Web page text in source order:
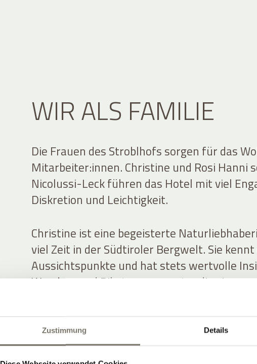
Zustimmung Details
WIR ALS FAMILIE
Die Frauen des Stroblhofs sorgen für das
Mitarbeiter:innen. Christine und Rosi Hanni
Nicolussi-Leck führen das Hotel mit viel
Diskretion und Leichtigkeit.
Christine ist eine begeisterte
viel Zeit in der Südtiroler Bergwelt. Sie
Aussichtspunkte und hat stets wertvolle
Wander- und Biketouren parat – die sie
Rosi besitzt einen ausgeprägten Sinn für
Blumen und Gräser aus dem Garten ins